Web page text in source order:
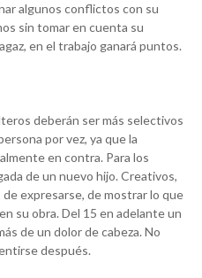
algunos conflictos con su
sin tomar en cuenta su
en el trabajo ganará puntos.
deberán ser más selectivos
por vez, ya que la
en contra. Para los
de un nuevo hijo. Creativos,
expresarse, de mostrar lo que
su obra. Del 15 en adelante un
de un dolor de cabeza. No
después.